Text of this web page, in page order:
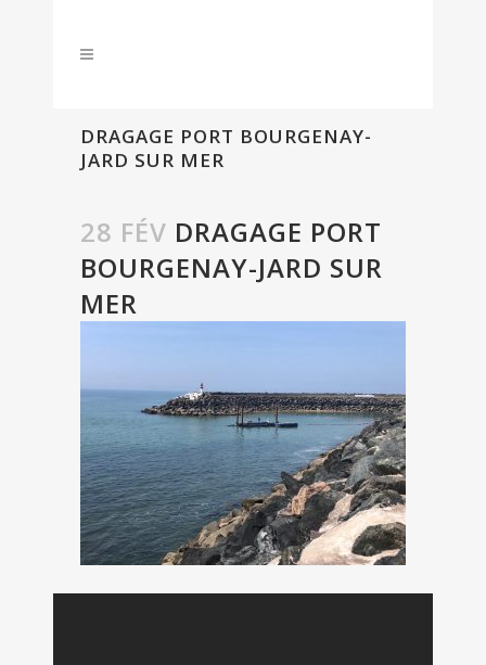
DRAGAGE PORT BOURGENAY-
JARD SUR MER
28 FÉV DRAGAGE PORT
BOURGENAY-JARD SUR
MER